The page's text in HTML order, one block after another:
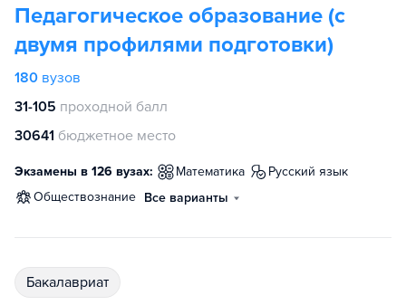
Педагогическое образование (с
двумя профилями подготовки)
180 вузов
31-105 проходной балл
30641 бюджетное место
Экзамены в 126 вузах: математика
русский язык
обществознание Все варианты
бакалавриат